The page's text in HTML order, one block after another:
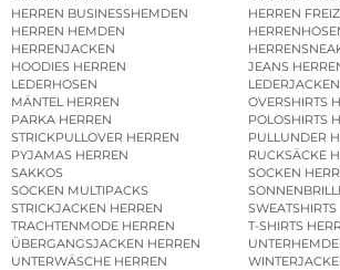
HERREN BUSINESSHEMDEN
HERREN
HERREN HEMDEN
HERRENJACKEN
HOODIES HERREN
JEANS
LEDERHOSEN
MÄNTEL HERREN
OVERSHIRTS
PARKA HERREN
POLOSHIRTS
STRICKPULLOVER HERREN
PULLUNDER
PYJAMAS HERREN
RUCKSÄCKE
SAKKOS
SOCKEN
SOCKEN MULTIPACKS
STRICKJACKEN HERREN
SWEATSHIRTS
TRACHTENMODE HERREN
T-SHIRTS
ÜBERGANGSJACKEN HERREN
UNTERWÄSCHE HERREN